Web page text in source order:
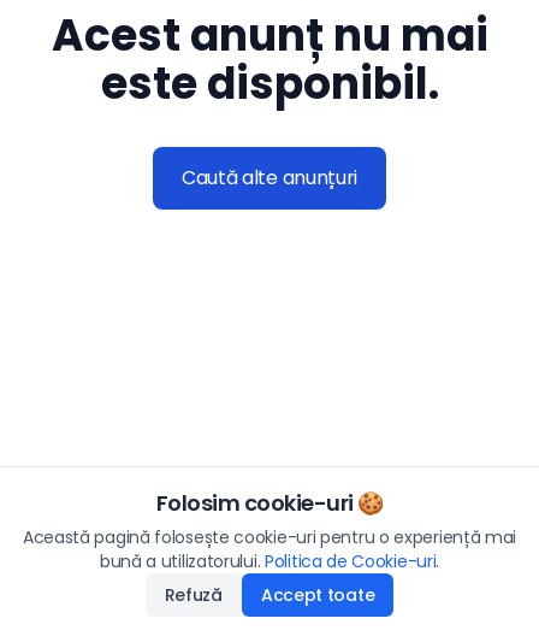
Acest anunț nu mai
este disponibil.
Caută alte anunțuri
Folosim cookie-uri 🍪
Această pagină folosește cookie-uri pentru o experiență mai
bună a utilizatorului. Politica de Cookie-uri.
Refuză
Accept toate